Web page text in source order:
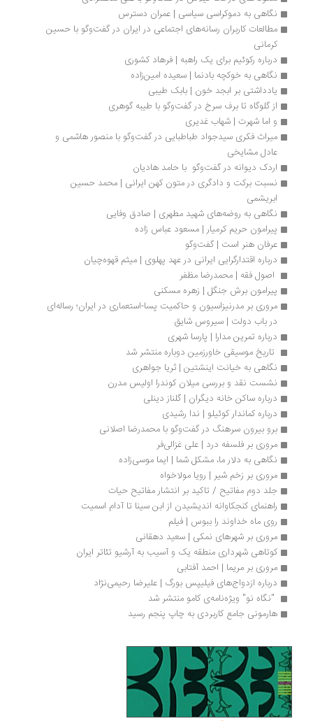
نگاهی به دموکراسی سیاسی | عمران دسترس
درباره رکوئیم برای یک راهبه | فرهاد کشوری
نگاهی به خوکچه‌ بادنما | سعیده امین‌زاده
یادداشتی بر ابجد خون | بابک طیبی
از گلوگاه تا برف سرخ در گفت‌وگو با طیبه گوهری
و اما شهرت | شهاب غدیری
میراث فکری سید‌جواد طباطبایی در گفت‌وگو با منصور هاشمی و
عادل مشایخی
اردک دیوانه در گفت‌وگو  با حامد هادیان
ابریشمی
نگاهی به روضه‌های شهید مطهری | صادق وفایی
پیرامون حریم کرمیار | مسعود عباس زاده
عرفان هنر است | گفت‌وگو
درباره اقتدارگرایی ایرانی در عهد پهلوی | میثم قهوه‌چیان
اصول فقه | محمدرضا مظفر
پیرامون برش جنگل | زهره مسکنی
مروری بر مدرنیزاسیون و حاکمیت پسا-استعماری در ایران؛ رساله‌ای
در باب دولت | سیروس شایق
درباره تمرین مدارا | پارسا شهری
تاریخ موسیقی خاورزمین دوباره منتشر شد
نگاهی به خیانت اینشتین | ثریا جواهری
نشست نقد و بررسی میلان کوندرا اولیس مدرن
درباره ساکن خانه دیگران | گلناز دینلی
درباره کماندار کوئیلو | ندا رشیدی
برو بیرون سرهنگ در گفت‌وگو با محمدرضا اصلانی
مروری بر فلسفه درد | علی غزالی‌فر
نگاهی به دلار ما، مشکل شما | ایما موسی‌زاده
مروری بر زخم شیر | رویا مولاخواه
جلد دوم مفاتیح / تاکید بر انتشار مفاتیح حیات
راهنمای کنجکاوانه اندیشیدن از ابن سینا تا آدام اسمیت
روی ماه خداوند را ببوس | فیلم
مروری بر شهرهای نمکی | سعید دهقانی
کوتاهی شهرداری منطقه یک و آسیب به آرشیو تئاتر ایران
مروری بر مریما | احمد آفتابی
درباره ازدواج‌های فیلیپس بورگ | علیرضا رحیمی‌نژاد
"نگاه نو" ویژه‌نامه‌ی کامو منتشر شد
هارمونی جامع کاربردی به چاپ پنجم رسید